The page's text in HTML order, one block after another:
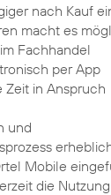
nach Kauf
macht es
Fachhandel
per App
Zeit in Anspruch
und
Mobile
die